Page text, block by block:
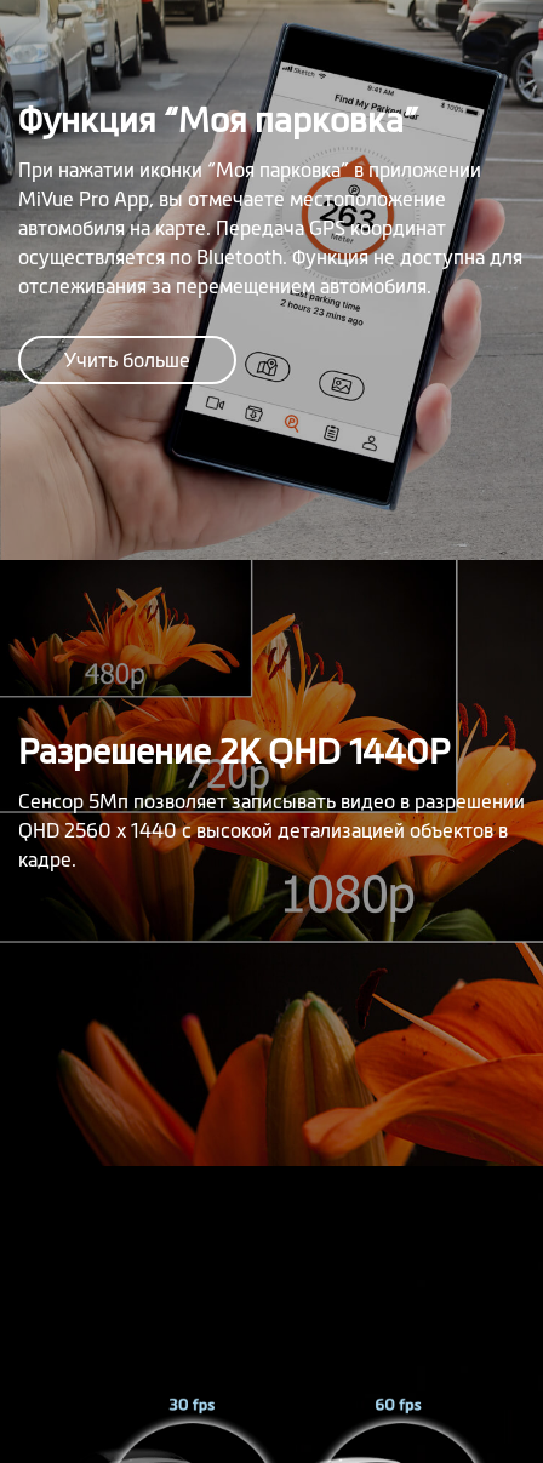
Функция “Моя парковка”
При нажатии иконки “Моя парковка” в приложении
MiVue Pro App, вы отмечаете местоположение
автомобиля на карте. Передача GPS координат
осуществляется по Bluetooth. Функция не доступна для
отслеживания за перемещением автомобиля.
Учить больше
Разрешение 2K QHD 1440P
Сенсор 5Мп позволяет записывать видео в разрешении
QHD 2560 x 1440 с высокой детализацией объектов в
кадре.